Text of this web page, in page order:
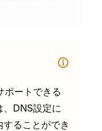
ポ⁠ートできる
、DNS設定に
ることができ